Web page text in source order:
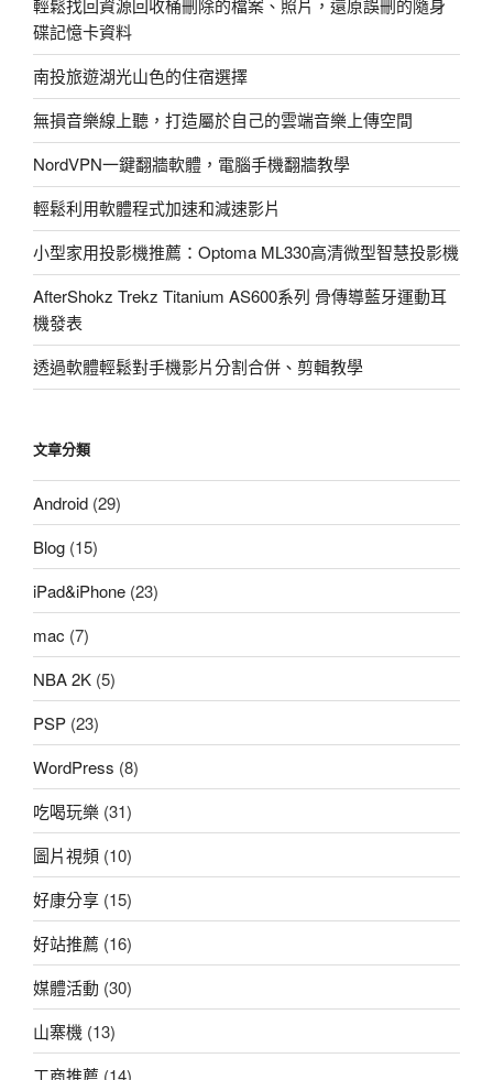
輕鬆找回資源回收桶刪除的檔案、照片，還原誤刪的隨身
碟記憶卡資料
南投旅遊湖光山色的住宿選擇
無損音樂線上聽，打造屬於自己的雲端音樂上傳空間
NordVPN一鍵翻牆軟體，電腦手機翻牆教學
輕鬆利用軟體程式加速和減速影片
小型家用投影機推薦：Optoma ML330高清微型智慧投影機
AfterShokz Trekz Titanium AS600系列 骨傳導藍牙運動耳
機發表
透過軟體輕鬆對手機影片分割合併、剪輯教學
文章分類
Android (29)
Blog (15)
iPad&iPhone (23)
mac (7)
NBA 2K (5)
PSP (23)
WordPress (8)
吃喝玩樂 (31)
圖片視頻 (10)
好康分享 (15)
好站推薦 (16)
媒體活動 (30)
山寨機 (13)
工商推薦 (14)